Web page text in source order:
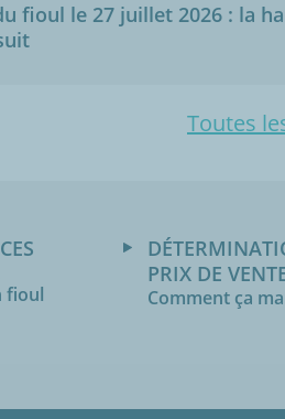
fioul le 27 juillet 2026 : la
Toutes
fioul
PRIX DE
Comment ça